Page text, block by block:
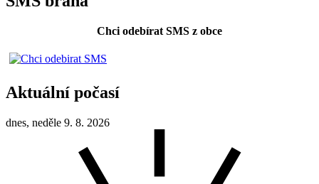
Chci odebírat SMS z obce
Aktuální počasí
dnes, neděle 9. 8. 2026